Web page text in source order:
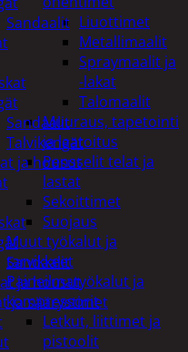
Liuottimet
Metallimaalit
Spraymaalit ja
-lakat
Talomaalit
Muuraus, tapetointi
ja laatoitus
Pensselit telat ja
lastat
Sekoittimet
Suojaus
Muut työkalut ja
tarvikkeet
Paineilmatyökalut ja
kompressorit
Letkut, liittimet ja
pistoolit
Sandaalit
Sandaalit
Talvikengät
ja housut
Sandaalit
ja housut
ja säärystimet